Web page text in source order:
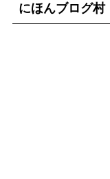
(3)
(8)
にほんブログ村